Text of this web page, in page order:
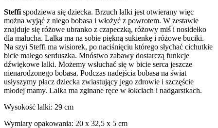
Steffi spodziewa się dziecka. Brzuch lalki jest otwierany więc
można wyjąć z niego bobasa i włożyć z powrotem. W zestawie
znajduje się różowe ubranko z czapeczką, różowy miś i nosidełko
dla malucha. Lalka ma na sobie piękną sukienkę i różowe buciki.
Na szyi Steffi ma wisiorek, po naciśnięciu którego słychać cichutkie
bicie małego serduszka. Mnóstwo zabawy dostarczą funkcje
dźwiękowe lalki. Możemy wsłuchać się w bicie serca jeszcze
nienarodzonego bobasa. Podczas nadejścia bobasa na świat
usłyszymy płacz dziecka zwiastujący jego zdrowie i szczęście
młodej mamy. Lalka ma zginane ręce w łokciach i nadgarstkach.
Wysokość lalki: 29 cm
Wymiary opakowania: 20 x 32,5 x 5 cm